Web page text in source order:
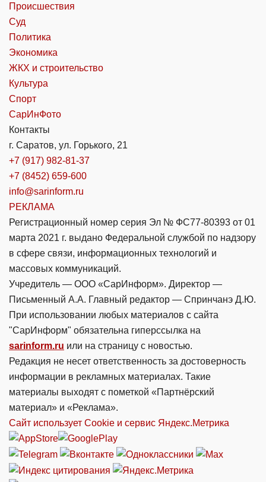
Происшествия
Суд
Политика
Экономика
ЖКХ и строительство
Культура
Спорт
СарИнФото
Контакты
г. Саратов, ул. Горького, 21
+7 (917) 982-81-37
+7 (8452) 659-600
info@sarinform.ru
РЕКЛАМА
Регистрационный номер серия Эл № ФС77-80393 от 01
марта 2021 г. выдано Федеральной службой по надзору
в сфере связи, информационных технологий и
массовых коммуникаций.
Учредитель — ООО «СарИнформ». Директор —
Письменный А.А. Главный редактор — Спринчанэ Д.Ю.
При использовании любых материалов с сайта
"СарИнформ" обязательна гиперссылка на
sarinform.ru или на страницу с новостью.
Редакция не несет ответственность за достоверность
информации в рекламных материалах. Такие
материалы выходят с пометкой «Партнёрский
материал» и «Реклама».
Сайт использует Cookie и сервиc Яндекс.Метрика